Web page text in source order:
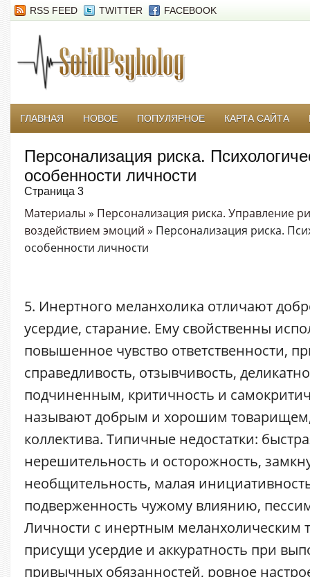
RSS FEED TWITTER FACEBOOK
ГЛАВНАЯ НОВОЕ ПОПУЛЯРНОЕ КАРТА САЙТА
Персонализация риска.
особенности личности
Страница 3
Материалы » Персонализация риска. Управление
воздействием эмоций » Персонализация риска.
особенности личности
5. Инертного меланхолика отличают
усердие, старание. Ему свойственны
повышенное чувство ответственности,
справедливость, отзывчивость,
подчиненным, критичность и
называют добрым и хорошим
коллектива. Типичные недостатки:
нерешительность и осторожность,
необщительность, малая
подверженность чужому влиянию,
Личности с инертным меланхолическим
присущи усердие и аккуратность при
привычных обязанностей, ровное